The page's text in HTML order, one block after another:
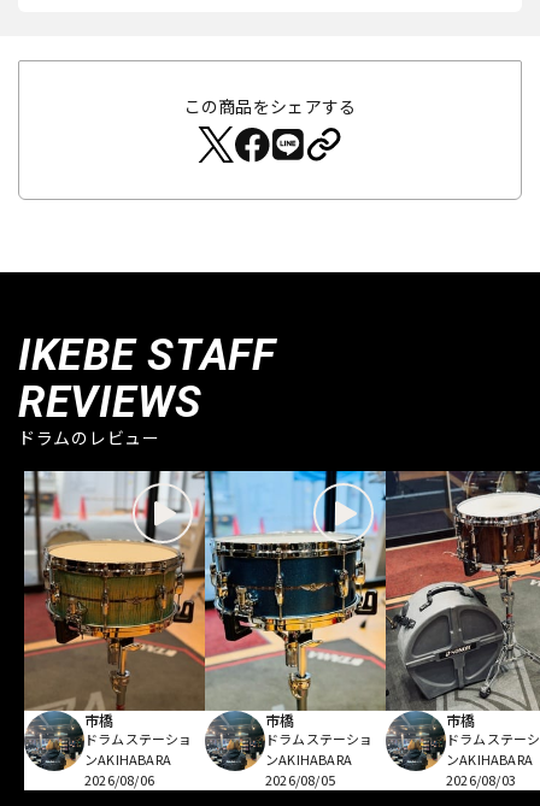
この商品をシェアする
IKEBE STAFF
REVIEWS
ドラムのレビュー
市橋
ドラムステーショ
ンAKIHABARA
2026/08/06
市橋
ドラムステーショ
ンAKIHABARA
2026/08/05
市橋
ドラムステー
ンAKIHABARA
2026/08/03